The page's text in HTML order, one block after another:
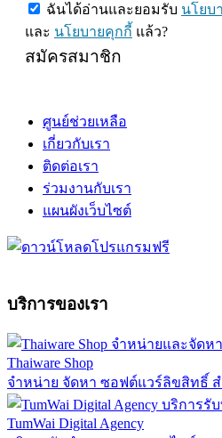
ฉันได้อ่านและยอมรับ นโยบ
และ นโยบายคุกกี้ แล้ว?
สมัครสมาชิก
ศูนย์ช่วยเหลือ
เกี่ยวกับเรา
ติดต่อเรา
ร่วมงานกับเรา
แผนผังเว็บไซต์
บริการของเรา
Thaiware Shop
จำหน่าย จัดหา ซอฟต์แวร์ลิขสิทธิ์
TumWai Digital Agency